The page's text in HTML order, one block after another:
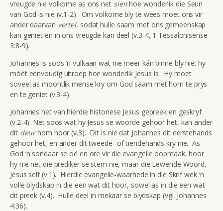
vreugde nie volkome as ons net sienhoe wonderlik die Seun
van God is nie (v.1-2). Om volkome bly te wees moet ons vir
ander daarvan vertel, sodat hulle saam met ons gemeenskap
kan geniet en in ons vreugde kan deel (v.3-4, 1 Tessalonisense
3:8-9).
Johannes is soos ‘n vulkaan wat nie meer kán binne bly nie: hy
móét eenvoudig uitroep hoe wonderlik Jesus is. Hy moet
soveel as moontlik mense kry om God saam met hom te prys
en te geniet (v.3-4).
Johannes het van hierdie historiese Jesus gepreek en geskryf
(v.2-4). Net soos wat hy Jesus se woorde gehoor het, kan ander
dit deurhom hoor (v.3). Dit is nie dat Johannes dit eerstehands
gehoor het, en ander dit tweede- of tiendehands kry nie. As
God ‘n sondaar se oë en ore vir die evangelie oopmaak, hoor
hy nie net die prediker se stem nie, maar die Lewende Woord,
Jesus self (v.1). Hierdie evangelie-waarhede in die Skrif wek ‘n
volle blydskap in die een wat dit hoor, sowel as in die een wat
dit preek (v.4). Hulle deel in mekaar se blydskap (vgl. Johannes
4:36).